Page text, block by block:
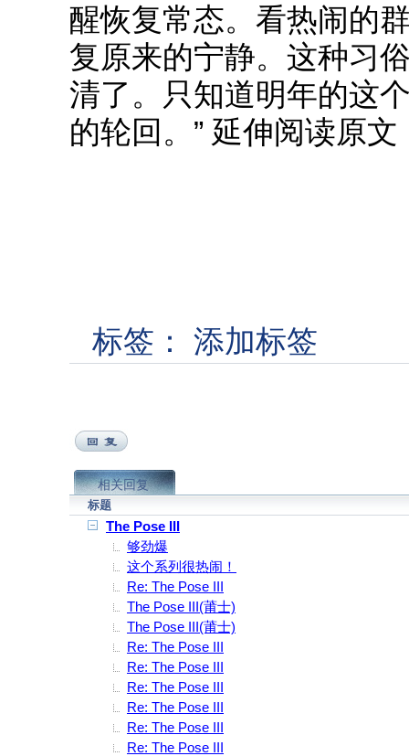
醒恢复常态。看热闹的
复原来的宁静。这种习
清了。只知道明年的这
的轮回。” 延伸阅读原
标签： 添加标签
相关回复
标题
The Pose III
够劲爆
这个系列很热闹！
Re: The Pose III
The Pose III(莆士)
The Pose III(莆士)
Re: The Pose III
Re: The Pose III
Re: The Pose III
Re: The Pose III
Re: The Pose III
Re: The Pose III